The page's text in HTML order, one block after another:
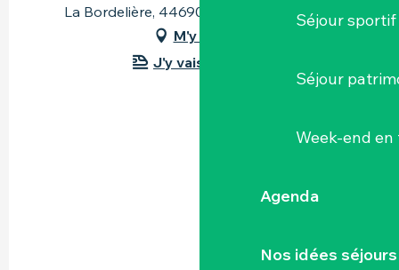
Séjour sportif
Séjour
Week-end
Agenda
Nos idées séjours
La Bordelière, 44690 Maisdon-sur-Sèvre
M'y rendre
J'y vais en train !